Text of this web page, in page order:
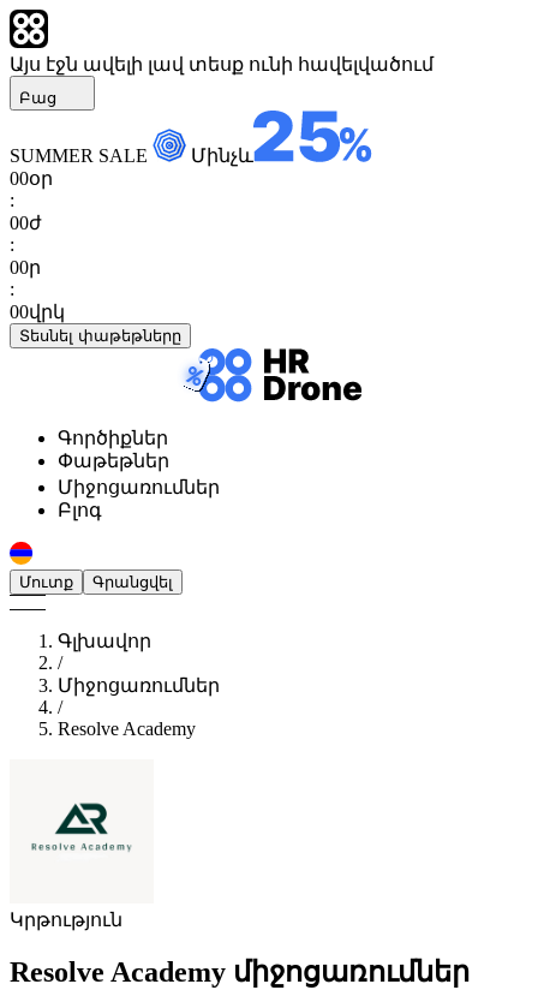
Այս էջն ավելի լավ տեսք ունի հավելվածում
Բաց
SUMMER SALE
Մինչև
00օր
:
00ժ
:
00ր
:
00վրկ
Տեսնել փաթեթները
Գործիքներ
Փաթեթներ
Միջոցառումներ
Բլոգ
Մուտք Գրանցվել
Գլխավոր
/
Միջոցառումներ
/
Resolve Academy
Կրթություն
Resolve Academy միջոցառումներ